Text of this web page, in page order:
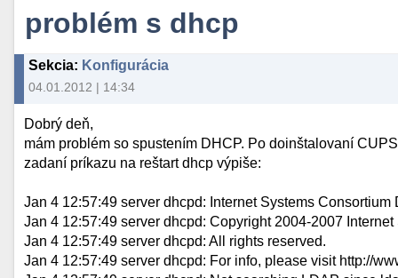
problém s dhcp
Sekcia: Konfigurácia
04.01.2012 | 14:34
Dobrý deň,
mám problém so spustením DHCP. Po doinštalovaní
zadaní príkazu na reštart dhcp výpiše:
Jan 4 12:57:49 server dhcpd: Internet Systems Consortium
Jan 4 12:57:49 server dhcpd: Copyright 2004-2007
Jan 4 12:57:49 server dhcpd: All rights reserved.
Jan 4 12:57:49 server dhcpd: For info, please visit http://